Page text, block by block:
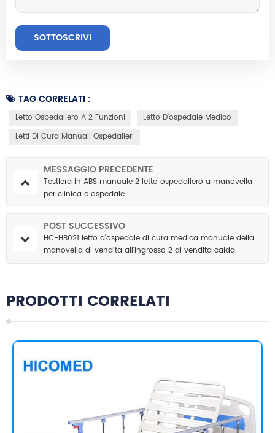
TAG CORRELATI :
Letto Ospedaliero A 2 Funzioni
Letto D'ospedale Medico
Letti Di Cura Manuali Ospedalieri
MESSAGGIO PRECEDENTE
Testiera in ABS manuale 2 letto ospedaliero a manovella
per clinica e ospedale
POST SUCCESSIVO
HC-HB021 letto d'ospedale di cura medica manuale della
manovella di vendita all'ingrosso 2 di vendita calda
all'ingrosso
PRODOTTI CORRELATI